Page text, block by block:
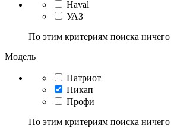
Haval
УАЗ
По этим критериям поиска
Модель
Патриот
Пикап
Профи
По этим критериям поиска